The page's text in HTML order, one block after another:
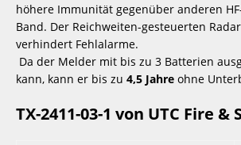
höhere Immunität gegenüber anderen
Band. Der Reichweiten-gesteuerten
verhindert Fehlalarme.
kann, kann er bis zu 4,5 Jahre ohne
TX-2411-03-1 von UTC Fire &